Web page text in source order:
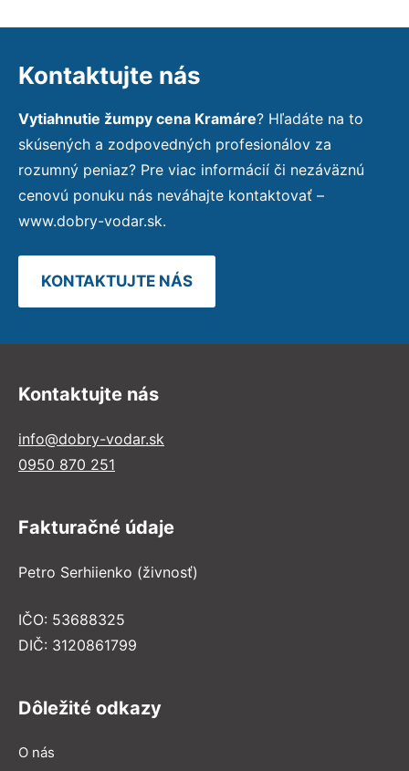
Kontaktujte nás
Vytiahnutie žumpy cena Kramáre? Hľadáte na to
skúsených a zodpovedných profesionálov za
rozumný peniaz? Pre viac informácií či nezáväznú
cenovú ponuku nás neváhajte kontaktovať –
www.dobry-vodar.sk.
KONTAKTUJTE NÁS
Kontaktujte nás
info@dobry-vodar.sk
0950 870 251
Fakturačné údaje
Petro Serhiienko (živnosť)
IČO: 53688325
DIČ: 3120861799
Dôležité odkazy
O nás